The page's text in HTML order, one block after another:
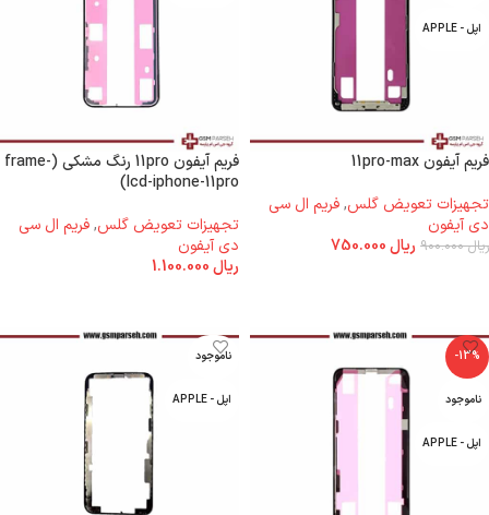
اپل - APPLE
فریم آیفون 11pro-max
تجهیزات تعویض گلس,فریم ال سی
دی آیفون
ریال900.000 ریال
فریم آیفون 11pro رنگ مشکی (frame-
lcd-iphone-11pro)
تجهیزات تعویض گلس,فریم ال سی
دی آیفون
ریال
-13%
ناموجود
اپل - APPLE
ناموجود
اپل - APPLE